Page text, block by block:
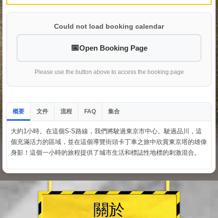
Could not load booking calendar
Open Booking Page
Please use the button above to access the booking page
概要 文件 流程 FAQ 集合
大約1小時。在這個S-S路線，我們將駛過東京市中心。駛過品川，這
個充滿活力的區域，並在這個導覽街頭卡丁車之旅中欣賞東京塔的雄偉
身影！這個一小時的旅程提供了城市生活和標誌性地標的刺激混合。
關於